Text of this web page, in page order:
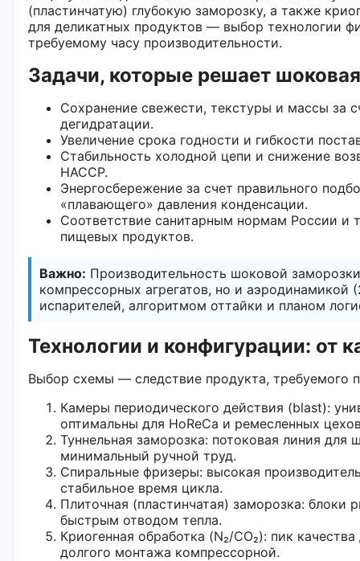
(пластинчатую) глубокую заморозку, а также
для деликатных продуктов — выбор технологии
требуемому часу производительности.
Задачи, которые решает
Сохранение свежести, текстуры и массы за
дегидратации.
Увеличение срока годности и гибкости
Стабильность холодной цепи и снижение
HACCP.
Энергосбережение за счет правильного
«плавающего» давления конденсации.
Соответствие санитарным нормам России и
пищевых продуктов.
Важно: Производительность шоковой
компрессорных агрегатов, но и аэродинамикой
испарителей, алгоритмом оттайки и планом
Технологии и конфигурации: от
Выбор схемы — следствие продукта, требуемого
Камеры периодического действия (blast):
оптимальны для HoReCa и ремесленных
Туннельная заморозка: потоковая линия для
минимальный ручной труд.
Спиральные фризеры: высокая
стабильное время цикла.
Плиточная (пластинчатая) заморозка:
быстрым отводом тепла.
Криогенная обработка (N₂/CO₂): пик
долгого монтажа компрессорной.